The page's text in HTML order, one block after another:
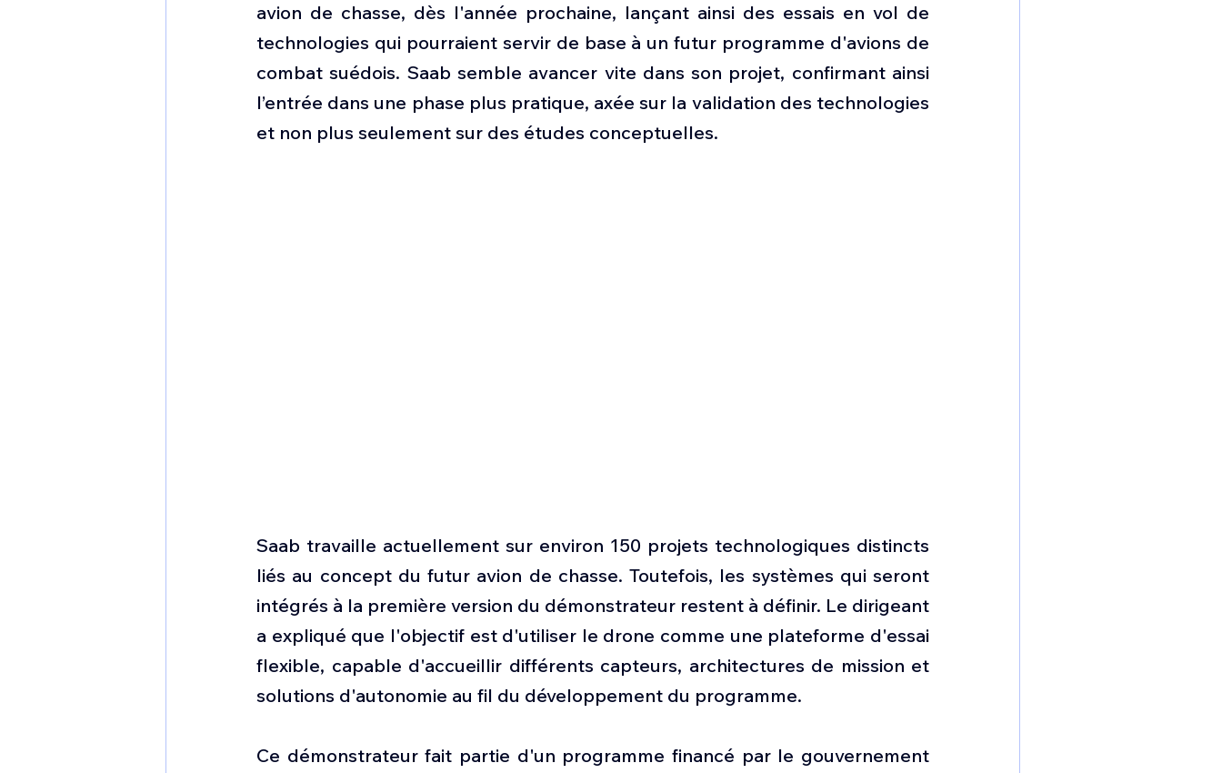
avion de chasse, dès l'année prochaine, lançant ainsi des essais en vol de
technologies qui pourraient servir de base à un futur programme d'avions de
combat suédois. Saab semble avancer vite dans son projet, confirmant ainsi
l’entrée dans une phase plus pratique, axée sur la validation des technologies
et non plus seulement sur des études conceptuelles.
Saab travaille actuellement sur environ 150 projets technologiques distincts
liés au concept du futur avion de chasse. Toutefois, les systèmes qui seront
intégrés à la première version du démonstrateur restent à définir. Le dirigeant
a expliqué que l'objectif est d'utiliser le drone comme une plateforme d'essai
flexible, capable d'accueillir différents capteurs, architectures de mission et
solutions d'autonomie au fil du développement du programme.
Ce démonstrateur fait partie d'un programme financé par le gouvernement